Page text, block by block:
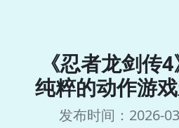
《忍者龙剑传
纯粹的动作游
发布时间：2026-